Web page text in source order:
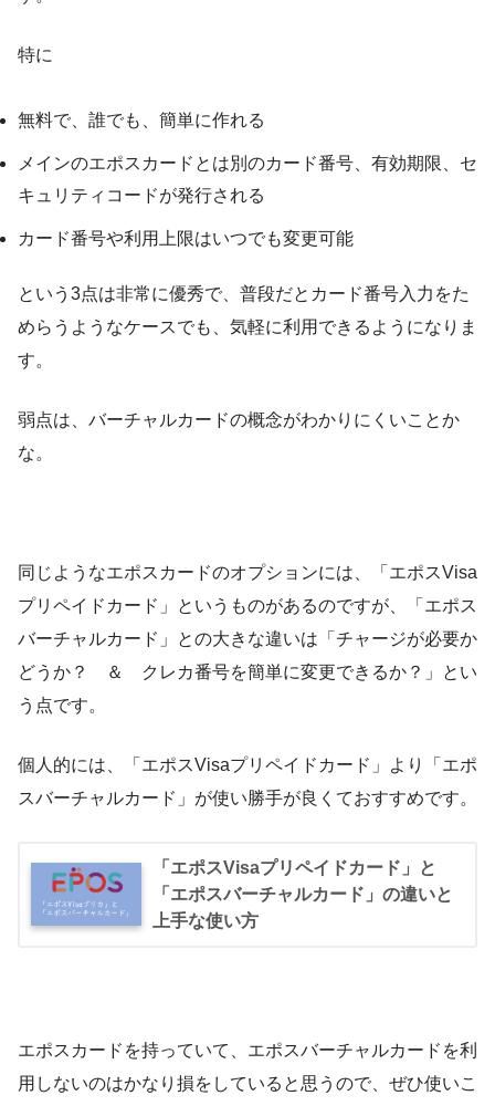
特に
無料で、誰でも、簡単に作れる
メインのエポスカードとは別のカード番号、有効期限、セ
キュリティコードが発行される
カード番号や利用上限はいつでも変更可能
という3点は非常に優秀で、普段だとカード番号入力をた
めらうようなケースでも、気軽に利用できるようになりま
す。
弱点は、バーチャルカードの概念がわかりにくいことか
な。
同じようなエポスカードのオプションには、「エポスVisa
プリペイドカード」というものがあるのですが、「エポス
バーチャルカード」との大きな違いは「チャージが必要か
どうか？ ＆ クレカ番号を簡単に変更できるか？」とい
う点です。
個人的には、「エポスVisaプリペイドカード」より「エポ
スバーチャルカード」が使い勝手が良くておすすめです。
「エポスVisaプリペイドカード」と
「エポスバーチャルカード」の違いと
上手な使い方
エポスカードを持っていて、エポスバーチャルカードを利
用しないのはかなり損をしていると思うので、ぜひ使いこ